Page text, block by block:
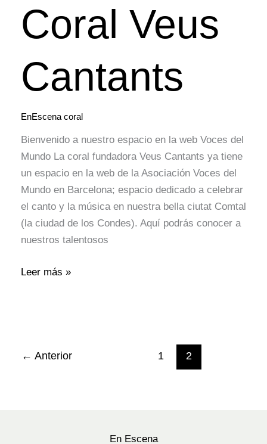
Coral Veus
Cantants
EnEscena coral
Bienvenido a nuestro espacio en la web Voces del
Mundo La coral fundadora Veus Cantants ya tiene
un espacio en la web de la Asociación Voces del
Mundo en Barcelona; espacio dedicado a celebrar
el canto y la música en nuestra bella ciutat Comtal
(la ciudad de los Condes). Aquí podrás conocer a
nuestros talentosos
Leer más »
← Anterior 1 2
En Escena